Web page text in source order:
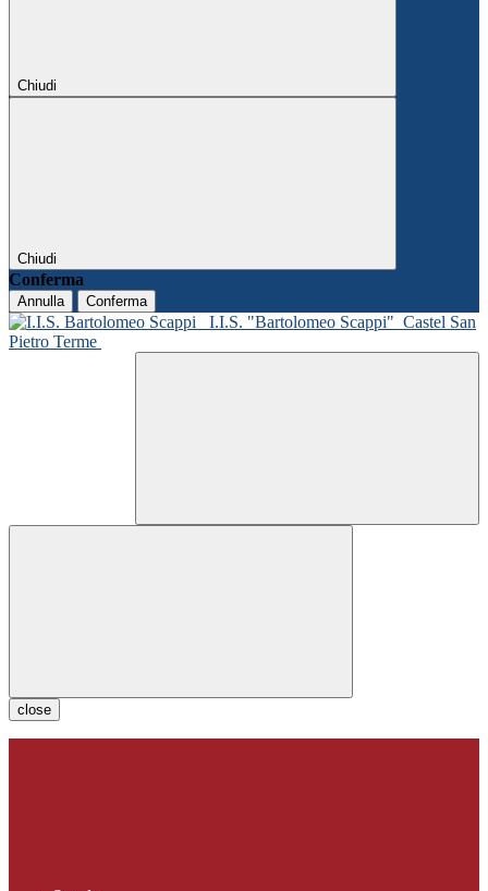
Chiudi
Chiudi
Conferma
Annulla Conferma
I.I.S. "Bartolomeo Scappi" Castel San
Pietro Terme
close